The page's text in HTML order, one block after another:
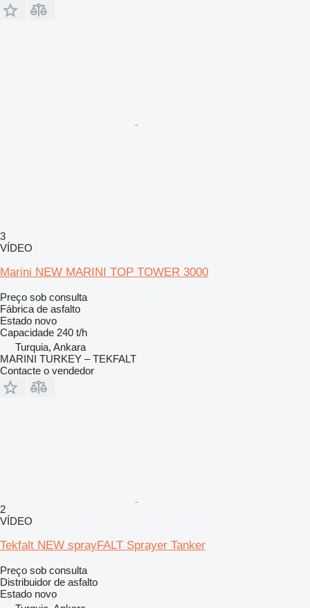
3
VÍDEO
Marini NEW MARINI TOP TOWER 3000
Preço sob consulta
Fábrica de asfalto
Estado novo
Capacidade 240 t/h
Turquia, Ankara
MARINI TURKEY – TEKFALT
Contacte o vendedor
2
VÍDEO
Tekfalt NEW sprayFALT Sprayer Tanker
Preço sob consulta
Distribuidor de asfalto
Estado novo